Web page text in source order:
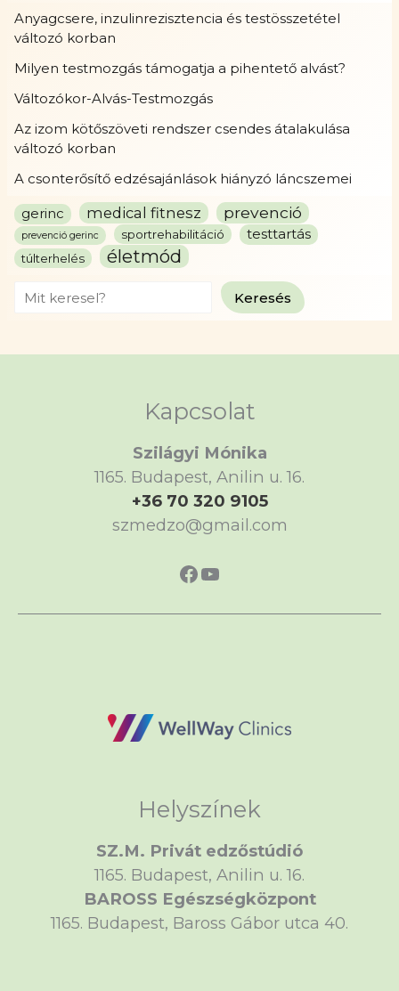
Anyagcsere, inzulinrezisztencia és testösszetétel
változó korban
Milyen testmozgás támogatja a pihentető alvást?
Változókor-Alvás-Testmozgás
Az izom kötőszöveti rendszer csendes átalakulása
változó korban
A csonterősítő edzésajánlások hiányzó láncszemei
gerinc medical fitnesz prevenció
prevenció gerinc sportrehabilitáció testtartás
túlterhelés életmód
Search Keresés
Kapcsolat
Szilágyi Mónika
1165. Budapest, Anilin u. 16.
+36 70 320 9105
szmedzo@gmail.com
https://
https://
Helyszínek
SZ.M. Privát edzőstúdió
1165. Budapest, Anilin u. 16.
BAROSS Egészségközpont
1165. Budapest, Baross Gábor utca 40.